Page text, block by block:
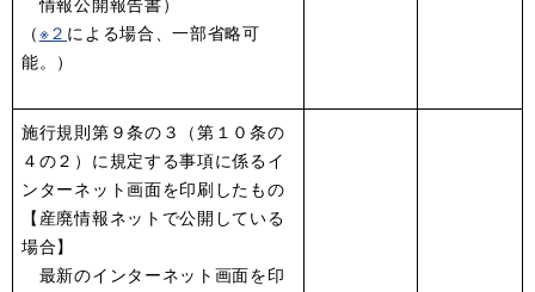
（※２ による場合、一部省略可
能。）
施行規則第９条の３（第１０条の
４の２）に規定する事項に係るイ
ンターネット画面を印刷したもの
【産廃情報ネットで公開している
場合】
最新のインターネット画面を印